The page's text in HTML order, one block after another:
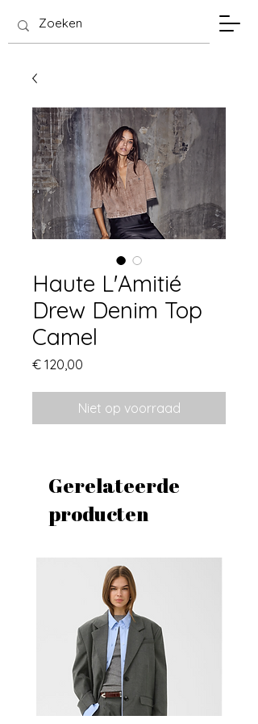
SIS Hasselt
Haute L'Amitié
Drew Denim Top
Camel
€ 120,00
Niet op voorraad
Gerelateerde
producten